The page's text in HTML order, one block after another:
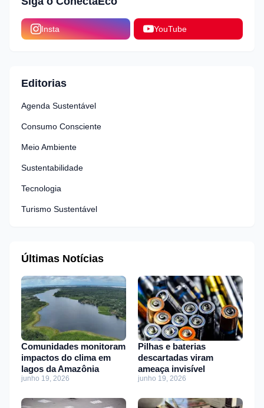
Insta YouTube
Editorias
Agenda Sustentável
Consumo Consciente
Meio Ambiente
Sustentabilidade
Tecnologia
Turismo Sustentável
Últimas Notícias
Comunidades monitoram
impactos do clima em
lagos da Amazônia
junho 19, 2026
Pilhas e baterias
descartadas viram
ameaça invisível
junho 19, 2026